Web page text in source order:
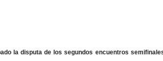
la disputa de los segundos encuentros